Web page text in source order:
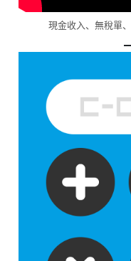
現金收入、無稅單